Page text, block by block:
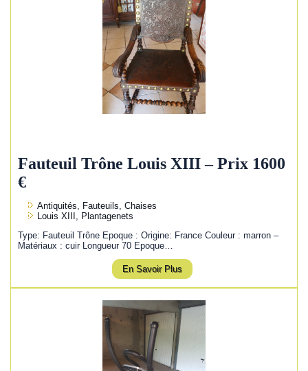
Fauteuil Trône Louis XIII – Prix 1600
€
Antiquités, Fauteuils, Chaises
Louis XIII, Plantagenets
Type: Fauteuil Trône Epoque : Origine: France Couleur : marron –
Matériaux : cuir Longueur 70 Epoque…
En Savoir Plus